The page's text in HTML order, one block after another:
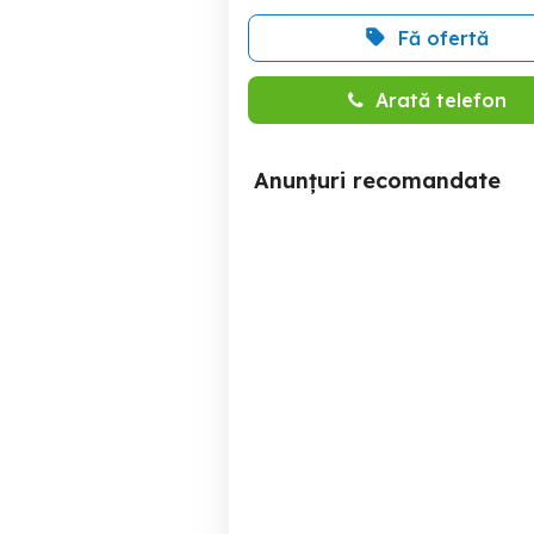
Fă ofertă
Arată telefon
Anunțuri recomandate